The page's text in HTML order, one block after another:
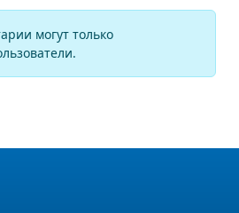
могут только